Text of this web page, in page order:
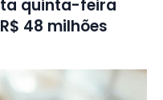
quinta-feira
48 milhões